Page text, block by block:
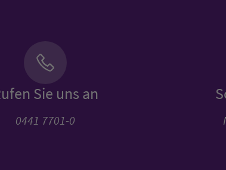
Sie uns an
0441 7701-0